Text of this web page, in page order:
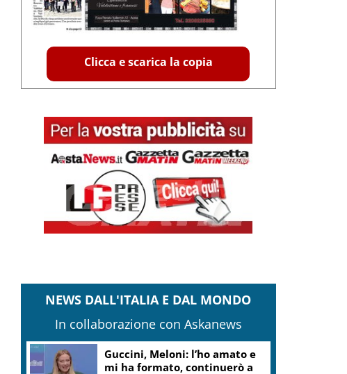
Clicca e scarica la copia
NEWS DALL'ITALIA E DAL MONDO
In collaborazione con Askanews
Guccini, Meloni: l’ho amato e
mi ha formato, continuerò a